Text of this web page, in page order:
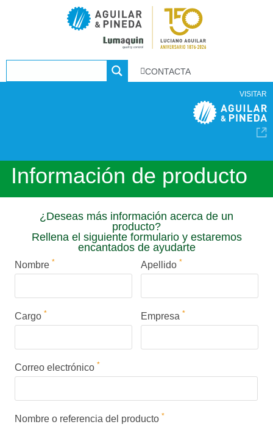
CONTACTA
VISITAR
Información de producto
¿Deseas más información acerca de un
producto?
Rellena el siguiente formulario y estaremos
encantados de ayudarte
Nombre * Apellido *
Cargo * Empresa *
Correo electrónico *
Nombre o referencia del producto *